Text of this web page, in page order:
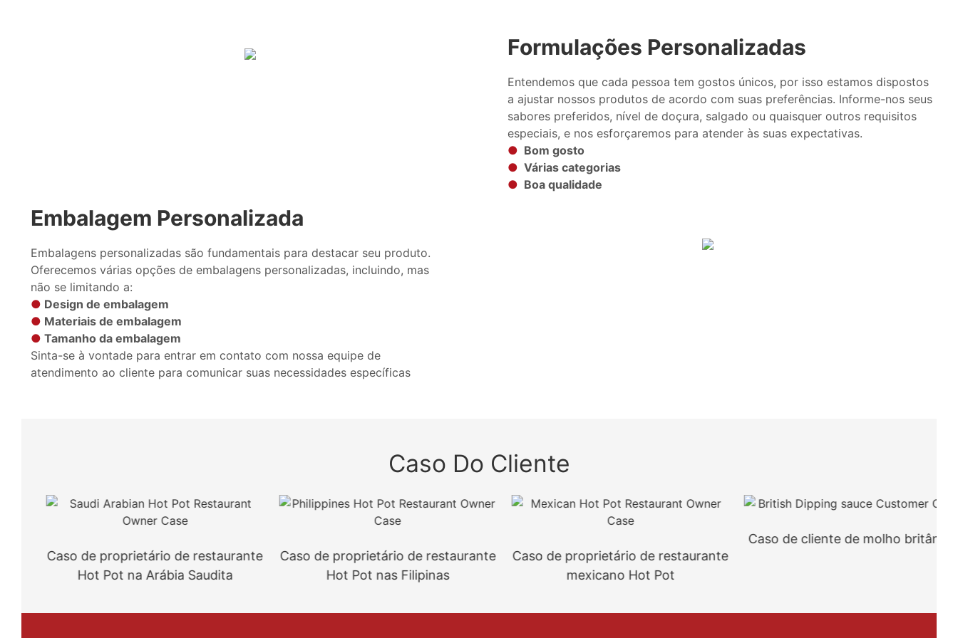
Formulações Personalizadas
Entendemos que cada pessoa tem gostos únicos, por isso estamos dispostos
a ajustar nossos produtos de acordo com suas preferências. Informe-nos seus
sabores preferidos, nível de doçura, salgado ou quaisquer outros requisitos
especiais, e nos esforçaremos para atender às suas expectativas.
● Bom gosto
● Várias categorias
● Boa qualidade
Embalagem Personalizada
Embalagens personalizadas são fundamentais para destacar seu produto.
Oferecemos várias opções de embalagens personalizadas, incluindo, mas
não se limitando a:
● Design de embalagem
● Materiais de embalagem
●Tamanho da embalagem
Sinta-se à vontade para entrar em contato com nossa equipe de
atendimento ao cliente para comunicar suas necessidades específicas
Caso Do Cliente
Caso de proprietário de restaurante
Hot Pot na Arábia Saudita
Caso de proprietário de restaurante
Hot Pot nas Filipinas
Caso de proprietário de restaurante
mexicano Hot Pot
Caso de cliente de molho britânico